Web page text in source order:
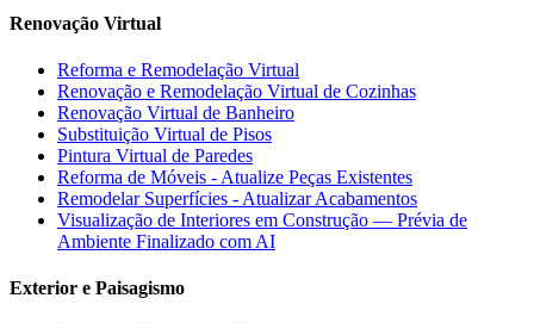
Renovação Virtual
Reforma e Remodelação Virtual
Renovação e Remodelação Virtual de Cozinhas
Renovação Virtual de Banheiro
Substituição Virtual de Pisos
Pintura Virtual de Paredes
Reforma de Móveis - Atualize Peças Existentes
Remodelar Superfícies - Atualizar Acabamentos
Visualização de Interiores em Construção — Prévia de
Ambiente Finalizado com AI
Exterior e Paisagismo